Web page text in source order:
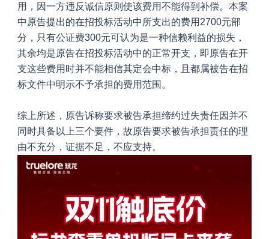
用，因一方违反诚信原则使该费用不能得到补偿。本案
中原告提出的在招投标活动中所支出的费用2700元部
分，只有公证费300元可认为是一种信赖利益的损失，
其余均是原告在招投标活动中的正常开支，即原告在开
支这些费用时并不能相信其定会中标，且都属被告在招
标文件中明示不予承担的费用范围。
综上所述，原告诉称要求被告承担缔约过失责任因并不
同时具备以上三个要件，故原告要求被告承担责任的理
由不充分，证据不足，不应支持。